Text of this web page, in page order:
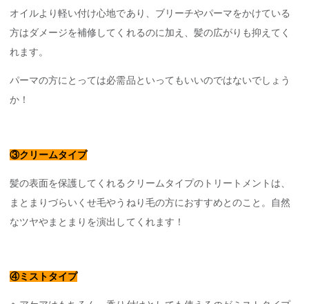
オイルより軽い付け心地であり、ブリーチやパーマをかけている
方はダメージを補修してくれるのに加え、髪の広がりも抑えてく
れます。
パーマの方にとっては必需品といってもいいのではないでしょう
か！
③クリームタイプ
髪の表面を保護してくれるクリームタイプのトリートメントは、
まとまりづらいくせ毛やうねり毛の方におすすめとのこと。自然
なツヤやまとまりを演出してくれます！
④ミストタイプ